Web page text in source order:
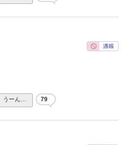
うーん… 79